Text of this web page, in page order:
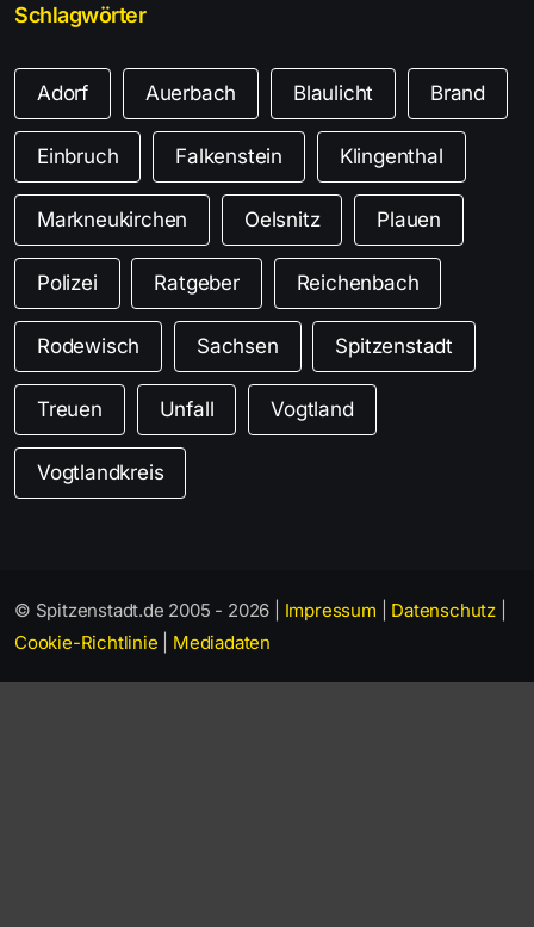
Schlagwörter
Adorf Auerbach Blaulicht Brand
Einbruch Falkenstein Klingenthal
Markneukirchen Oelsnitz Plauen
Polizei Ratgeber Reichenbach
Rodewisch Sachsen Spitzenstadt
Treuen Unfall Vogtland
Vogtlandkreis
© Spitzenstadt.de 2005 - 2026 | Impressum Datenschutz
Cookie-Richtlinie
Mediadaten